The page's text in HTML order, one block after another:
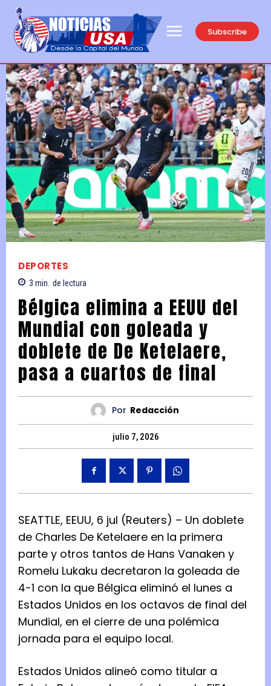
Subscribe
DEPORTES
3 min. de lectura
Bélgica elimina a EEUU del
Mundial con goleada y
doblete de De Ketelaere,
pasa a cuartos de final
Por Redacción
julio 7, 2026
SEATTLE, EEUU, 6 jul (Reuters) – Un doblete
de Charles De Ketelaere en la primera
parte y otros tantos de Hans Vanaken y
Romelu Lukaku decretaron la goleada de
4-1 con la que Bélgica eliminó el lunes a
Estados ‌Unidos en los octavos de final del
Mundial, en el cierre de una polémica
jornada para el equipo local.
Estados ‌Unidos alineó como titular a